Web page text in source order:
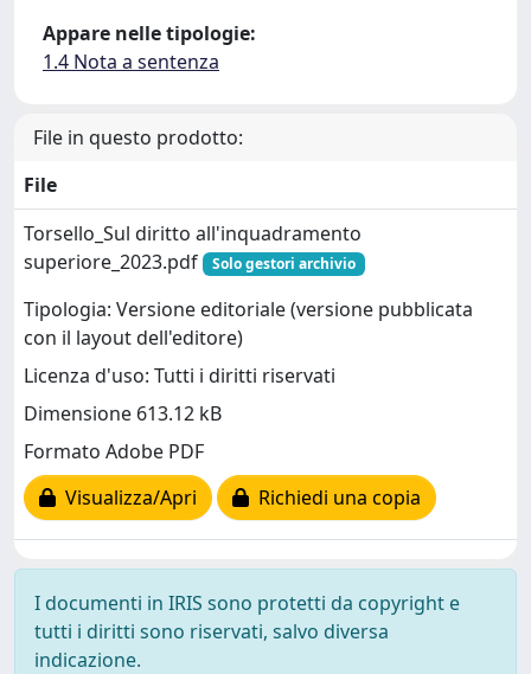
Appare nelle tipologie:
1.4 Nota a sentenza
File in questo prodotto:
File
Torsello_Sul diritto all'inquadramento
superiore_2023.pdf
Solo gestori archivio
Tipologia: Versione editoriale (versione pubblicata
con il layout dell'editore)
Licenza d'uso: Tutti i diritti riservati
Dimensione 613.12 kB
Formato Adobe PDF
Visualizza/Apri
Richiedi una copia
I documenti in IRIS sono protetti da copyright e
tutti i diritti sono riservati, salvo diversa
indicazione.